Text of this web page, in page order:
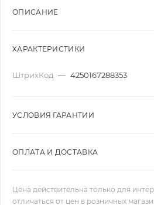
ОПИСАНИЕ
ХАРАКТЕРИСТИКИ
ШтрихКод — 4250167288353
УСЛОВИЯ ГАРАНТИИ
ОПЛАТА И ДОСТАВКА
Цена действительна только для
отличаться от цен в розничных